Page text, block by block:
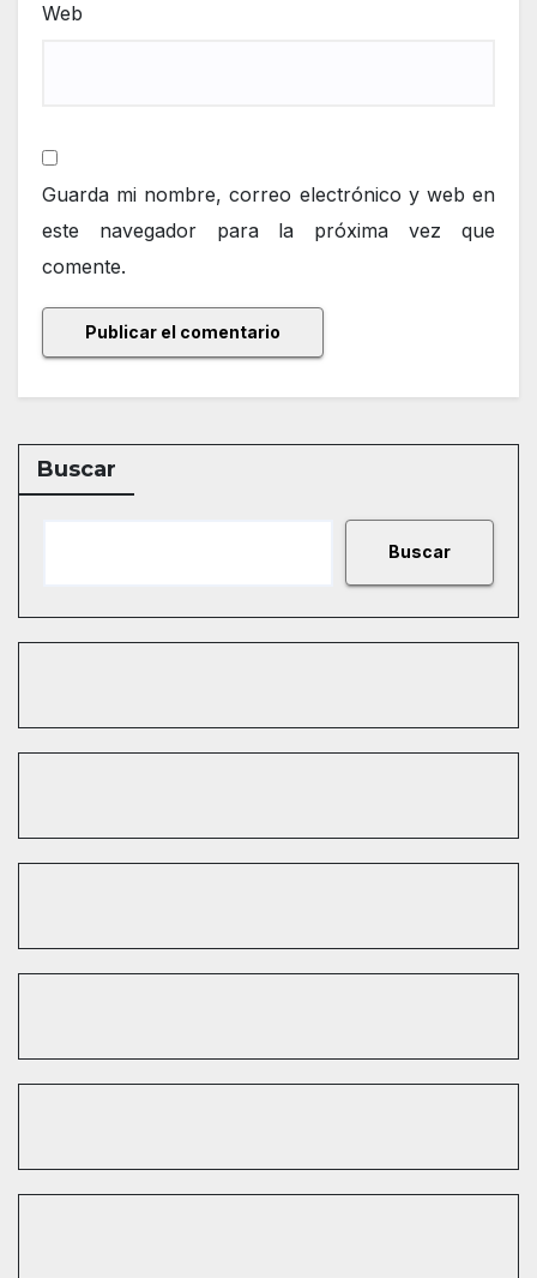
Web
Guarda mi nombre, correo electrónico y web en
este navegador para la próxima vez que
comente.
Buscar
Buscar